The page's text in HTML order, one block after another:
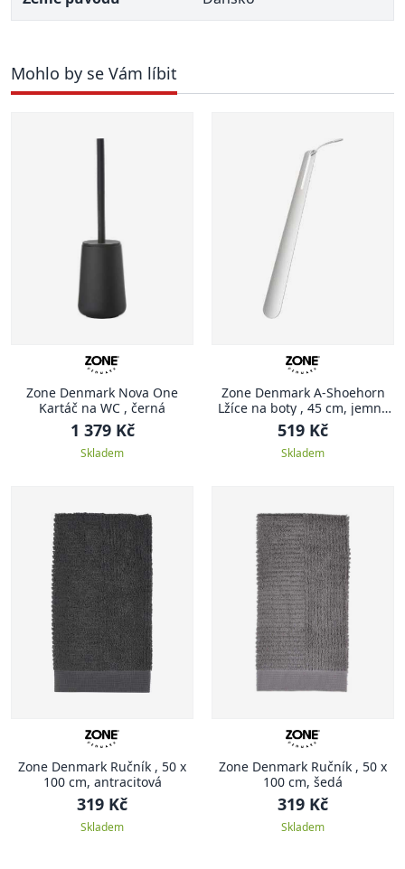
Mohlo by se Vám líbit
Zone Denmark Nova One
Kartáč na WC , černá
1 379 Kč
Skladem
Zone Denmark A-Shoehorn
Lžíce na boty , 45 cm, jemně
šedá
519 Kč
Skladem
Zone Denmark Ručník , 50 x
100 cm, antracitová
319 Kč
Skladem
Zone Denmark Ručník , 50 x
100 cm, šedá
319 Kč
Skladem